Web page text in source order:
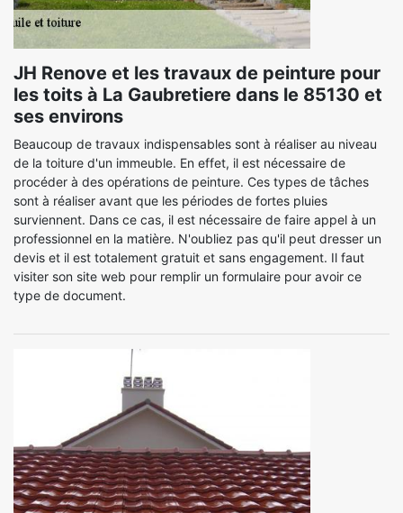
JH Renove et les travaux de peinture pour
les toits à La Gaubretiere dans le 85130 et
ses environs
Beaucoup de travaux indispensables sont à réaliser au niveau
de la toiture d'un immeuble. En effet, il est nécessaire de
procéder à des opérations de peinture. Ces types de tâches
sont à réaliser avant que les périodes de fortes pluies
surviennent. Dans ce cas, il est nécessaire de faire appel à un
professionnel en la matière. N'oubliez pas qu'il peut dresser un
devis et il est totalement gratuit et sans engagement. Il faut
visiter son site web pour remplir un formulaire pour avoir ce
type de document.